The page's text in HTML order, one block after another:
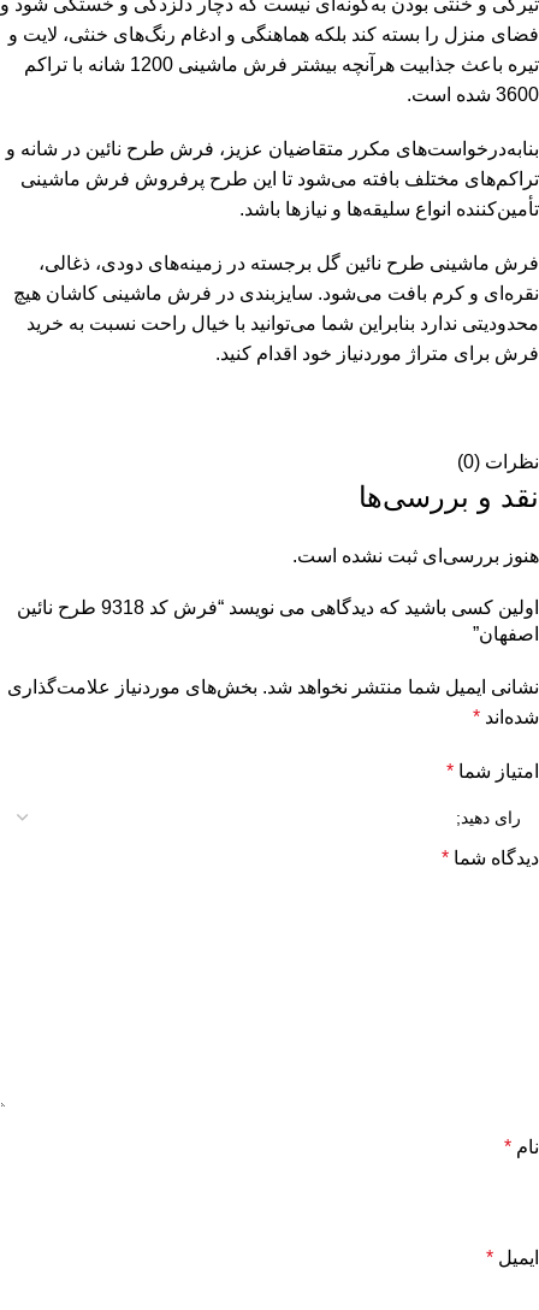
تیرگی و خنثی بودن به‌گونه‌ای نیست که دچار دلزدگی و خستگی شود و
فضای منزل را بسته کند بلکه هماهنگی و ادغام رنگ‌های خنثی، لایت و
تیره باعث جذابیت هرآنچه بیشتر فرش ماشینی 1200 شانه با تراکم
3600 شده است.
بنابه‌درخواست‌های مکرر متقاضیان عزیز، فرش طرح نائین در شانه و
تراکم‌های مختلف بافته می‌شود تا این طرح پرفروش فرش ماشینی
تأمین‌کننده انواع سلیقه‌ها و نیازها باشد.
فرش ماشینی طرح نائین گل برجسته در زمینه‌های دودی، ذغالی،
نقره‌ای و کرم بافت می‌شود. سایزبندی در فرش ماشینی کاشان هیچ
محدودیتی ندارد بنابراین شما می‌توانید با خیال راحت نسبت به خرید
فرش برای متراژ موردنیاز خود اقدام کنید.
نظرات (0)
نقد و بررسی‌ها
هنوز بررسی‌ای ثبت نشده است.
اولین کسی باشید که دیدگاهی می نویسد “فرش کد 9318 طرح نائین
اصفهان”
نشانی ایمیل شما منتشر نخواهد شد. بخش‌های موردنیاز علامت‌گذاری
شده‌اند *
امتیاز شما *
دیدگاه شما *
نام *
ایمیل *